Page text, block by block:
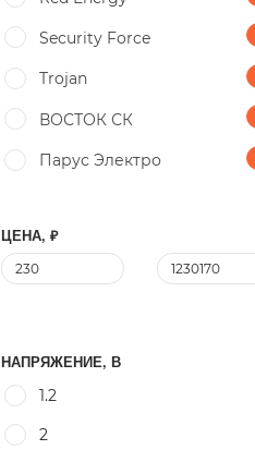
Security Force
Trojan
ВОСТОК СК
Парус Электро
ЦЕНА, ₽
НАПРЯЖЕНИЕ, В
1.2
2